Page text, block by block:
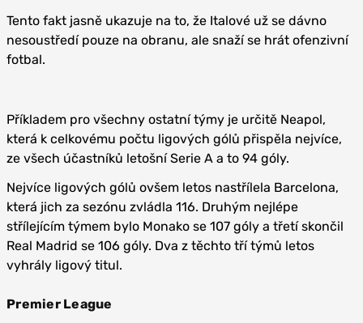
Tento fakt jasně ukazuje na to, že Italové už se dávno
nesoustředí pouze na obranu, ale snaží se hrát ofenzivní
fotbal.
Příkladem pro všechny ostatní týmy je určitě Neapol,
která k celkovému počtu ligových gólů přispěla nejvíce,
ze všech účastníků letošní Serie A a to 94 góly.
Nejvíce ligových gólů ovšem letos nastřílela Barcelona,
která jich za sezónu zvládla 116. Druhým nejlépe
střílejícím týmem bylo Monako se 107 góly a třetí skončil
Real Madrid se 106 góly. Dva z těchto tří týmů letos
vyhrály ligový titul.
Premier League